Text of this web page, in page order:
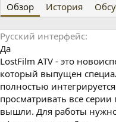
у
б
л
и
о
в
л
т
а
с
о
д
а
и
я
Обзор История
Русский интерфейс
Да
LostFilm ATV - это
который выпущен
полностью
просматривать все
вышли. Для работы нужно